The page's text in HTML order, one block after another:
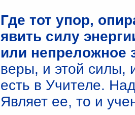
Где тот упор,
явить силу
или непреложное
веры, и этой силы,
есть в Учителе.
Являет ее, то и